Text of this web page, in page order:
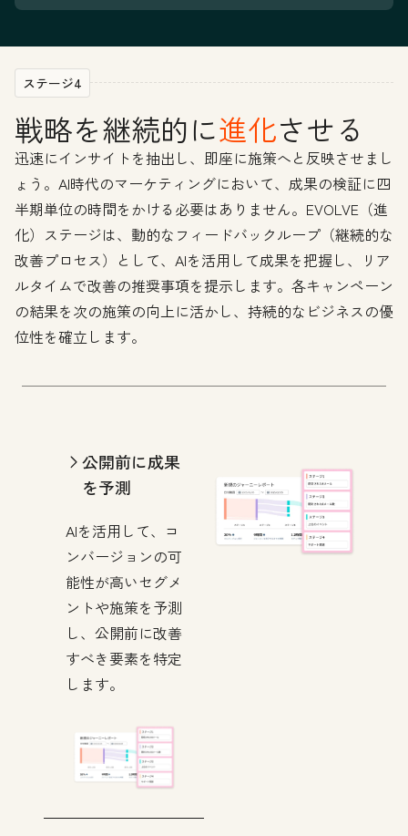
ステージ4
戦略を継続的に進化させる
迅速にインサイトを抽出し、即座に施策へと反映させまし
ょう。AI時代のマーケティングにおいて、成果の検証に四
半期単位の時間をかける必要はありません。EVOLVE（進
化）ステージは、動的なフィードバックループ（継続的な
改善プロセス）として、AIを活用して成果を把握し、リア
ルタイムで改善の推奨事項を提示します。各キャンペーン
の結果を次の施策の向上に活かし、持続的なビジネスの優
位性を確立します。
公開前に成果
を予測
AIを活用して、コ
ンバージョンの可
能性が高いセグメ
ントや施策を予測
し、公開前に改善
すべき要素を特定
します。